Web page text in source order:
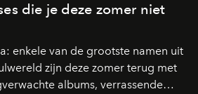
die je deze zomer niet
enkele van de grootste namen uit
zijn deze zomer terug met
albums, verrassende